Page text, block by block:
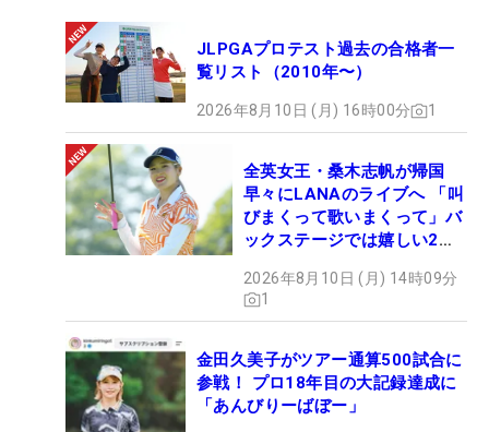
JLPGAプロテスト過去の合格者一
覧リスト（2010年〜）
2026年8月10日 (月) 16時00分 1
全英女王・桑木志帆が帰国
早々にLANAのライブへ 「叫
びまくって歌いまくって」バ
ックステージでは嬉しい2シ
2026年8月10日 (月) 14時09分
1
金田久美子がツアー通算500試合に
参戦！ プロ18年目の大記録達成に
「あんびりーばぼー」